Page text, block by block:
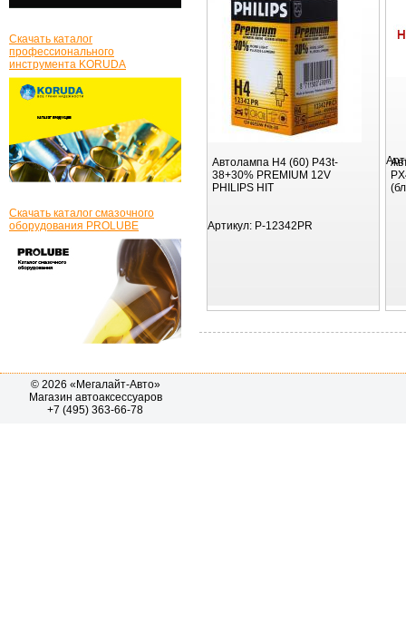
Автолампа H4 (60) P43t-
38+30% PREMIUM 12V
PHILIPS HIT
Артикул: P-12342PR
Скачать каталог
профессионального
инструмента KORUDA
Скачать каталог смазочного
оборудования PROLUBE
© 2026 «Мегалайт-Авто»
Магазин автоаксессуаров
+7 (495) 363-66-78